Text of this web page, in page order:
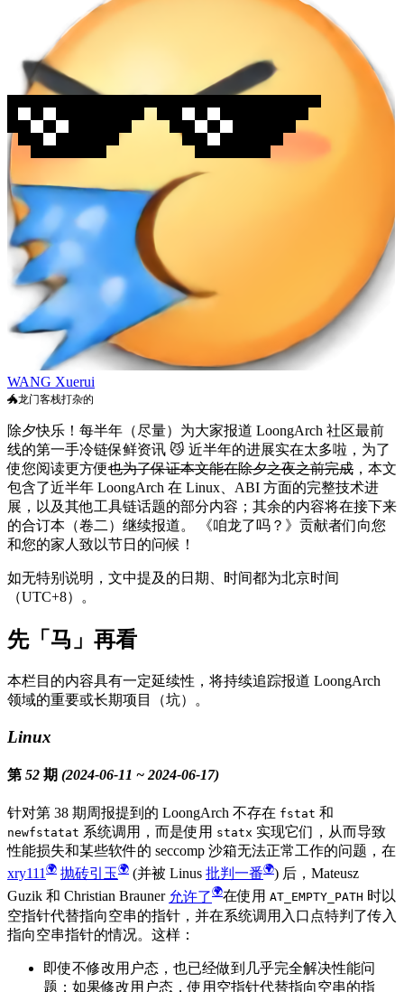
WANG Xuerui
🐲龙门客栈打杂的
除夕快乐！每半年（尽量）为大家报道 LoongArch 社区最前
线的第一手冷链保鲜资讯 😼 近半年的进展实在太多啦，为了
使您阅读更方便也为了保证本文能在除夕之夜之前完成 ，本文
包含了近半年 LoongArch 在 Linux、ABI 方面的完整技术进
展，以及其他工具链话题的部分内容；其余的内容将在接下来
的合订本（卷二）继续报道。 《咱龙了吗？》贡献者们向您
和您的家人致以节日的问候！
如无特别说明，文中提及的日期、时间都为北京时间
（UTC+8）。
先「马」再看
本栏目的内容具有一定延续性，将持续追踪报道 LoongArch
领域的重要或长期项目（坑）。
Linux
第 52 期 (2024-06-11 ~ 2024-06-17)
针对第 38 期周报提到的 LoongArch 不存在 fstat 和
newfstatat 系统调用，而是使用 statx 实现它们，从而导致
性能损失和某些软件的 seccomp 沙箱无法正常工作的问题，在
xry111
抛砖引玉 (并被 Linus 批判一番
) 后，Mateusz
Guzik 和 Christian Brauner 允许了 在使用 AT_EMPTY_PATH 时以
空指针代替指向空串的指针，并在系统调用入口点特判了传入
指向空串指针的情况。这样：
即使不修改用户态，也已经做到几乎完全解决性能问
题；如果修改用户态，使用空指针代替指向空串的指